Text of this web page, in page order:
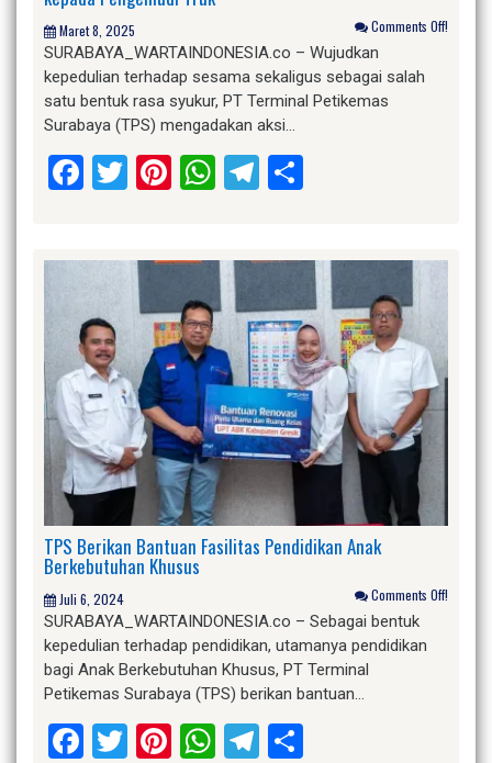
Maret 8, 2025 Comments Off!
SURABAYA_WARTAINDONESIA.co – Wujudkan
kepedulian terhadap sesama sekaligus sebagai salah
satu bentuk rasa syukur, PT Terminal Petikemas
Surabaya (TPS) mengadakan aksi…
Facebook
Twitter
Pinterest
WhatsApp
Telegram
TPS Berikan Bantuan Fasilitas Pendidikan Anak
Berkebutuhan Khusus
Juli 6, 2024 Comments Off!
SURABAYA_WARTAINDONESIA.co – Sebagai bentuk
kepedulian terhadap pendidikan, utamanya pendidikan
bagi Anak Berkebutuhan Khusus, PT Terminal
Petikemas Surabaya (TPS) berikan bantuan…
Facebook
Twitter
Pinterest
WhatsApp
Telegram